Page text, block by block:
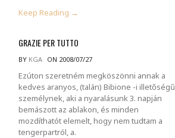
Keep Reading →
GRAZIE PER TUTTO
BY KGA ON 2008/07/27
Ezúton szeretném megköszönni annak a
kedves aranyos, (talán) Bibione -i illetőségű
személynek, aki a nyaralásunk 3. napján
bemászott az ablakon, és minden
mozdíthatót elemelt, hogy nem tudtam a
tengerpartról, a.